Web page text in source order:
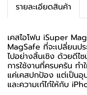
รายละเอียดสินค้า
เคสไอโฟน iSuper
MagSafe ที่จะเปลี่ยน
ไปอย่างสิ้นเชิง ด้วยดี
การใช้งานที่ครบครัน ท
แค่เคสปกป้อง แต่เป็นอุ
และความเก๋ไก๋ให้กับ